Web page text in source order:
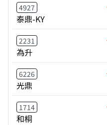
4927
泰鼎-KY
2231
為升
6226
光鼎
1714
和桐